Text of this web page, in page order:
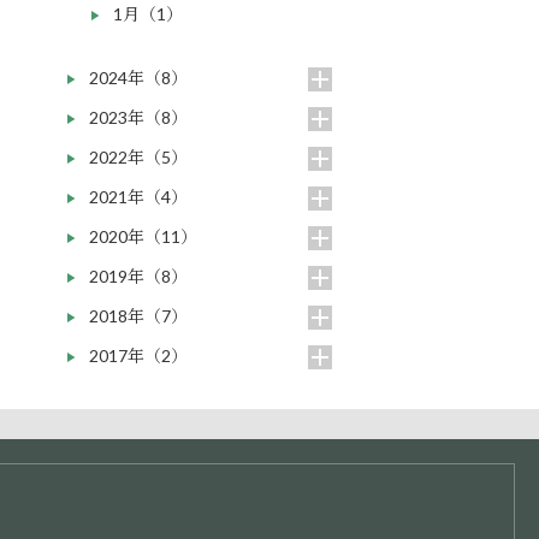
1月（1）
2024年（8）
2023年（8）
2022年（5）
2021年（4）
2020年（11）
2019年（8）
2018年（7）
2017年（2）